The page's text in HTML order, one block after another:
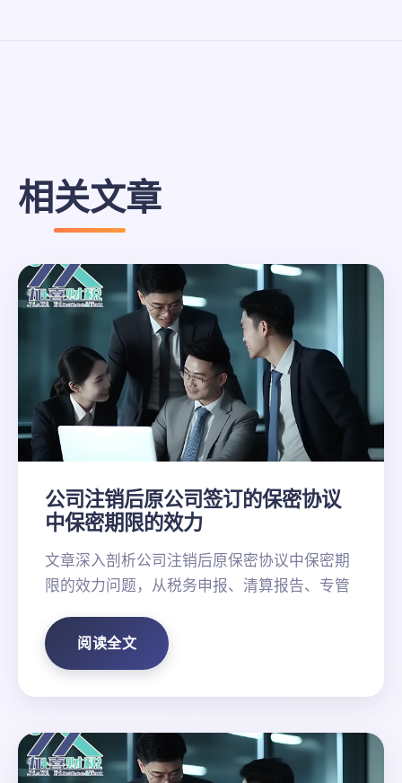
相关文章
公司注销后原公司签订的保密协议
中保密期限的效力
文章深入剖析公司注销后原保密协议中保密期
限的效力问题，从税务申报、清算报告、专管
阅读全文